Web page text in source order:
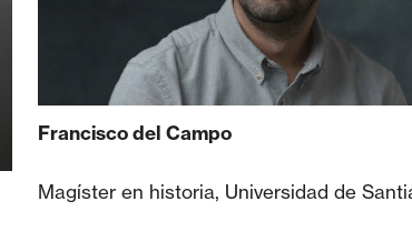
Francisco del Campo
Magíster en historia, Universidad de